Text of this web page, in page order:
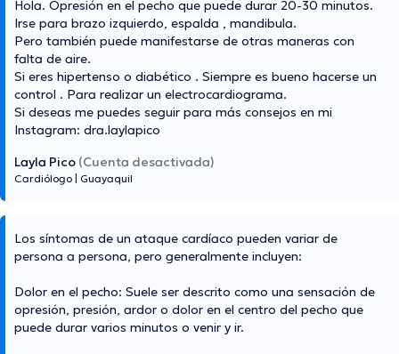
Hola. Opresión en el pecho que puede durar 20-30 minutos.
Irse para brazo izquierdo, espalda , mandibula.
Pero también puede manifestarse de otras maneras con
falta de aire.
Si eres hipertenso o diabético . Siempre es bueno hacerse un
control . Para realizar un electrocardiograma.
Si deseas me puedes seguir para más consejos en mi
Instagram: dra.laylapico
Layla Pico (Cuenta desactivada)
Cardiólogo Guayaquil
Los síntomas de un ataque cardíaco pueden variar de
persona a persona, pero generalmente incluyen:
Dolor en el pecho: Suele ser descrito como una sensación de
opresión, presión, ardor o dolor en el centro del pecho que
puede durar varios minutos o venir y ir.